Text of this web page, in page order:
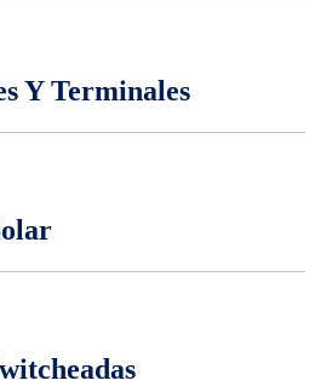
Y Terminales